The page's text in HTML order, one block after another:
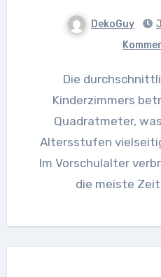
DekoGuy
Die durchschnittliche Größe eines
Kinderzimmers
Quadratmeter,
Altersstufen
Im Vorschulalter
die meiste